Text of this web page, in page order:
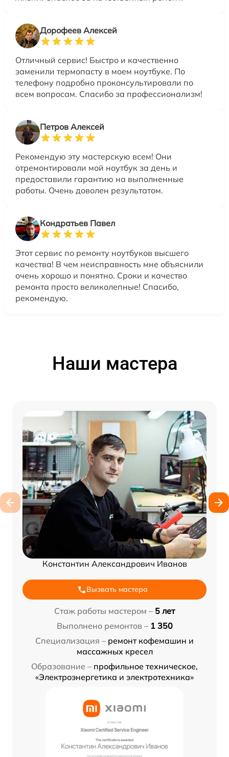
Дорофеев Алексей
Отличный сервис! Быстро и качественно
заменили термопасту в моем ноутбуке. По
телефону подробно проконсультировали по
всем вопросам. Спасибо за профессионализм!
Петров Алексей
Рекомендую эту мастерскую всем! Они
отремонтировали мой ноутбук за день и
предоставили гарантию на выполненные
работы. Очень доволен результатом.
Кондратьев Павел
Этот сервис по ремонту ноутбуков высшего
качества! В чем неисправность мне объяснили
очень хорошо и понятно. Сроки и качество
ремонта просто великолепные! Спасибо,
рекомендую.
Наши мастера
Константин Александрович Иванов
Вызвать мастера
Стаж работы мастером – 5 лет
Выполнено ремонтов – 1 350
Специализация – ремонт кофемашин и
массажных кресел
Образование – профильное техническое,
«Электроэнергетика и электротехника»